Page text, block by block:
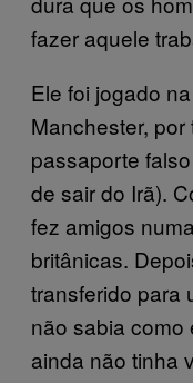
fazer aquele
Ele foi jogado
Manchester,
passaporte
de sair do Irã).
fez amigos
britânicas.
transferido para
não sabia como
ainda não tinha